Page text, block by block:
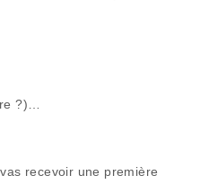
?)…
recevoir une première